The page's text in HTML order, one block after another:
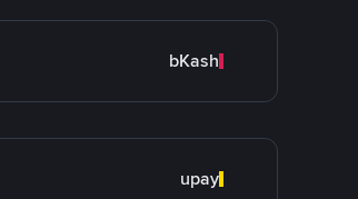
bKash
upay